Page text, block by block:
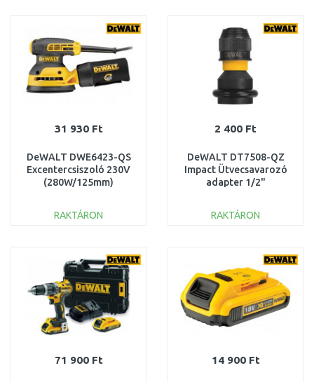
Összehasonlítás Összehasonlítás
31 930 Ft
DeWALT DWE6423-QS
Excentercsiszoló 230V
(280W/125mm)
RAKTÁRON
Összehasonlítás
2 400 Ft
DeWALT DT7508-QZ
Impact Ütvecsavarozó
adapter 1/2"
hatlapúra
RAKTÁRON
Összehasonlítás
71 900 Ft 14 900 Ft